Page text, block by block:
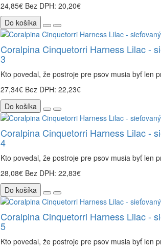
24,85€ Bez DPH: 20,20€
Do košíka
Coralpina Cinquetorri Harness Lilac -
3
Kto povedal, že postroje pre psov musia byť len
27,34€ Bez DPH: 22,23€
Do košíka
Coralpina Cinquetorri Harness Lilac -
4
Kto povedal, že postroje pre psov musia byť len
28,08€ Bez DPH: 22,83€
Do košíka
Coralpina Cinquetorri Harness Lilac -
5
Kto povedal, že postroje pre psov musia byť len